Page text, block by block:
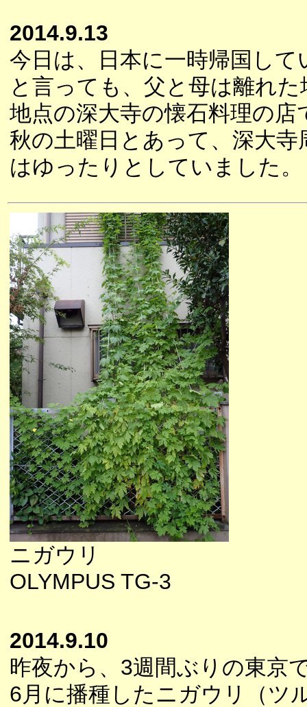
2014.9.13
今日は、日本に一時帰国し
と言っても、父と母は離れ
地点の深大寺の懐石料理の
秋の土曜日とあって、深大
はゆったりとしていました。
ニガウリ
OLYMPUS TG-3
2014.9.10
昨夜から、3週間ぶりの東京
6月に播種したニガウリ（ツ